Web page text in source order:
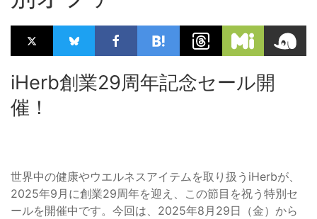
iHerb創業29周年記念セール開
催！
世界中の健康やウエルネスアイテムを取り扱うiHerbが、
2025年9月に創業29周年を迎え、この節目を祝う特別セ
ールを開催中です。今回は、2025年8月29日（金）から